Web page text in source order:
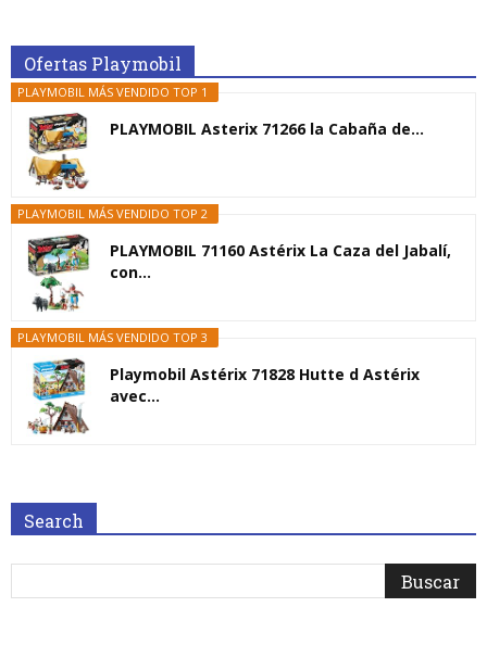
Ofertas Playmobil
PLAYMOBIL MÁS VENDIDO TOP 1
PLAYMOBIL Asterix 71266 la Cabaña de...
PLAYMOBIL MÁS VENDIDO TOP 2
PLAYMOBIL 71160 Astérix La Caza del Jabalí,
con...
PLAYMOBIL MÁS VENDIDO TOP 3
Playmobil Astérix 71828 Hutte d Astérix
avec...
Search